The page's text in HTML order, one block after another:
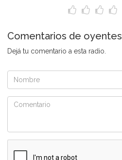
Comentarios de oyentes
Dejá tu comentario a esta radio.